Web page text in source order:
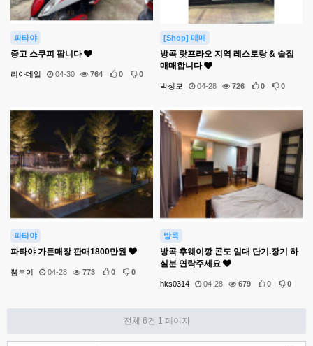
파타야
중고 스쿠피 팝니다
리아데일 04-30 764 0 0
[Shop] 매매
방콕 랏프라오 지역 레스토랑 & 술집
매매합니다
박성모 04-28 726 0 0
파타야
파타야 가든매장 판매1800만원
뿜부이 04-28 773 0 0
방콕
방콕 후웨이깡 콘도 임대 단기.장기 하
실분 연락주세요
hks0314 04-28 679 0 0
전체 6건 1 페이지